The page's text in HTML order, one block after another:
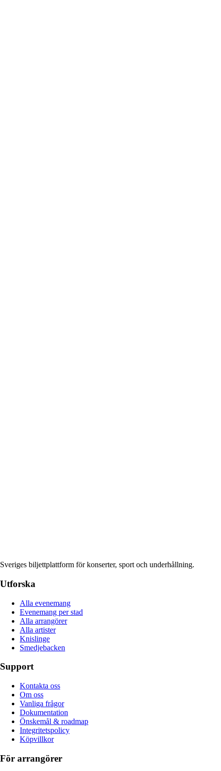
Sveriges biljettplattform för konserter, sport och underhållning.
Utforska
Alla evenemang
Evenemang per stad
Alla arrangörer
Alla artister
Knislinge
Smedjebacken
Support
Kontakta oss
Om oss
Vanliga frågor
Dokumentation
Önskemål & roadmap
Integritetspolicy
Köpvillkor
För arrangörer